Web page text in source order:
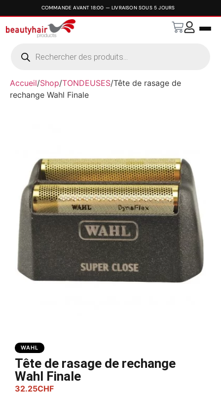
Accueil/Shop/TONDEUSES/Tête de rasage de
rechange Wahl Finale
WAHL
Tête de rasage de rechange
Wahl Finale
32.25CHF